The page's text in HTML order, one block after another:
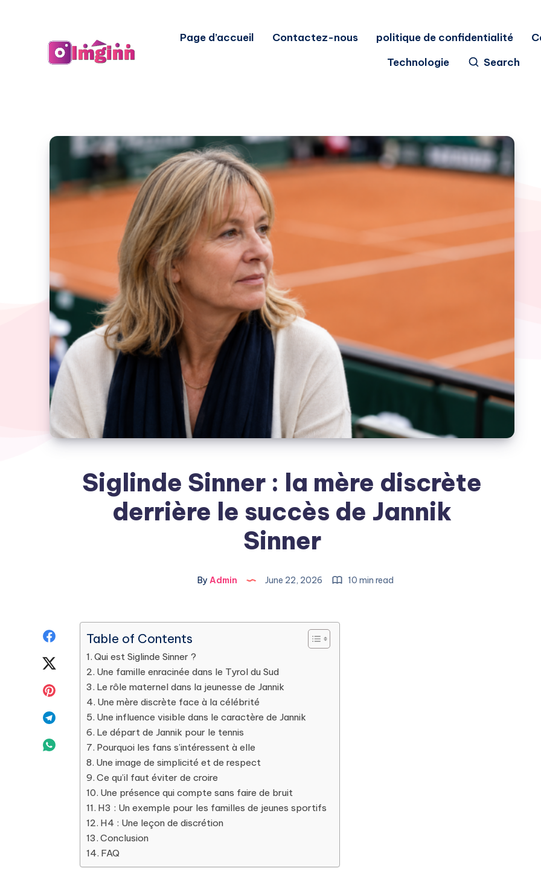
Page d’accueil Contactez-nous politique de confidentialité
Technologie
Search
Siglinde Sinner : la mère discrète
derrière le succès de Jannik
Sinner
By Admin June 22, 2026 10 min read
Facebook
Twitter
Pinterest
Telegram
Whatsapp
Table of Contents
Qui est Siglinde Sinner ?
Une famille enracinée dans le Tyrol du Sud
Le rôle maternel dans la jeunesse de Jannik
Une mère discrète face à la célébrité
Une influence visible dans le caractère de Jannik
Le départ de Jannik pour le tennis
Pourquoi les fans s’intéressent à elle
Une image de simplicité et de respect
Ce qu’il faut éviter de croire
Une présence qui compte sans faire de bruit
H3 : Un exemple pour les familles de jeunes sportifs
H4 : Une leçon de discrétion
Conclusion
FAQ